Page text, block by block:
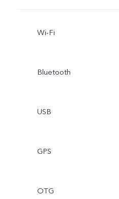
Wi-Fi
Bluetooth
USB
GPS
OTG